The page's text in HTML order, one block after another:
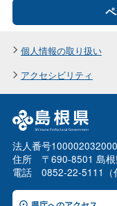
個人情報の取り扱い
アクセシビリティ
法人番号
住所 〒690-8501 島根
電話 0852-22-5111（